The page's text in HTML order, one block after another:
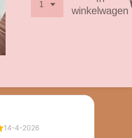
winkelwagen